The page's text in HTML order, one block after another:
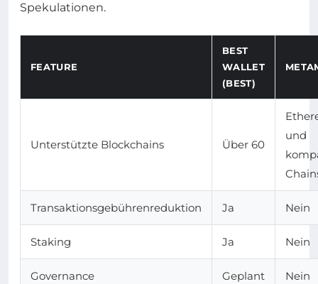
Spekulationen.
FEATURE
BEST
WALLET
(BEST)
Unterstützte Blockchains Über 60
und
Transaktionsgebührenreduktion Ja Nein
Staking Ja Nein
Governance Geplant Nein